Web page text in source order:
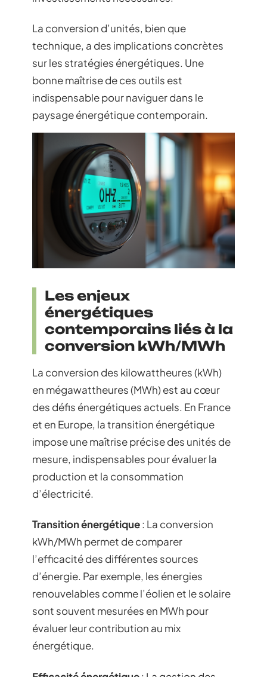
La conversion d’unités, bien que
technique, a des implications concrètes
sur les stratégies énergétiques. Une
bonne maîtrise de ces outils est
indispensable pour naviguer dans le
paysage énergétique contemporain.
Les enjeux
énergétiques
contemporains liés à la
conversion kWh/MWh
La conversion des kilowattheures (kWh)
en mégawattheures (MWh) est au cœur
des défis énergétiques actuels. En France
et en Europe, la transition énergétique
impose une maîtrise précise des unités de
mesure, indispensables pour évaluer la
production et la consommation
d’électricité.
Transition énergétique: La conversion
kWh/MWh permet de comparer
l’efficacité des différentes sources
d’énergie. Par exemple, les énergies
renouvelables comme l’éolien et le solaire
sont souvent mesurées en MWh pour
évaluer leur contribution au mix
énergétique.